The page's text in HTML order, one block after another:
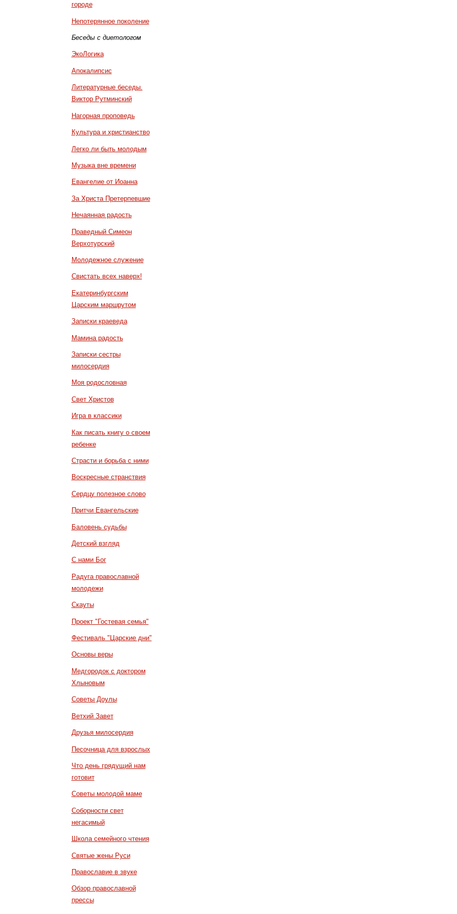
городе
Непотерянное поколение
Беседы с диетологом
ЭкоЛогика
Апокалипсис
Литературные беседы.
Виктор Рутминский
Нагорная проповедь
Культура и христианство
Легко ли быть молодым
Музыка вне времени
Евангелие от Иоанна
За Христа Претерпевшие
Нечаянная радость
Праведный Симеон
Верхотурский
Молодежное служение
Свистать всех наверх!
Екатеринбургским
Царским маршрутом
Записки краеведа
Мамина радость
Записки сестры
милосердия
Моя родословная
Свет Христов
Игра в классики
Как писать книгу о своем
ребенке
Страсти и борьба с ними
Воскресные странствия
Сердцу полезное слово
Притчи Евангельские
Баловень судьбы
Детский взгляд
С нами Бог
Радуга православной
молодежи
Скауты
Проект "Гостевая семья"
Фестиваль "Царские дни"
Основы веры
Медгородок с доктором
Хлыновым
Советы Доулы
Ветхий Завет
Друзья милосердия
Песочница для взрослых
Что день грядущий нам
готовит
Советы молодой маме
Соборности свет
негасимый
Школа семейного чтения
Святые жены Руси
Православие в звуке
Обзор православной
прессы